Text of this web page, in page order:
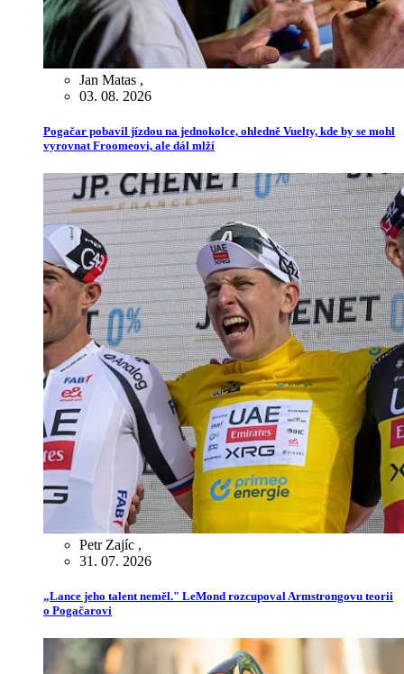
Jan Matas ,
03. 08. 2026
Pogačar pobavil jízdou na jednokolce, ohledně Vuelty, kde by se mohl
vyrovnat Froomeovi, ale dál mlží
Petr Zajíc ,
31. 07. 2026
„Lance jeho talent neměl." LeMond rozcupoval Armstrongovu teorii
o Pogačarovi